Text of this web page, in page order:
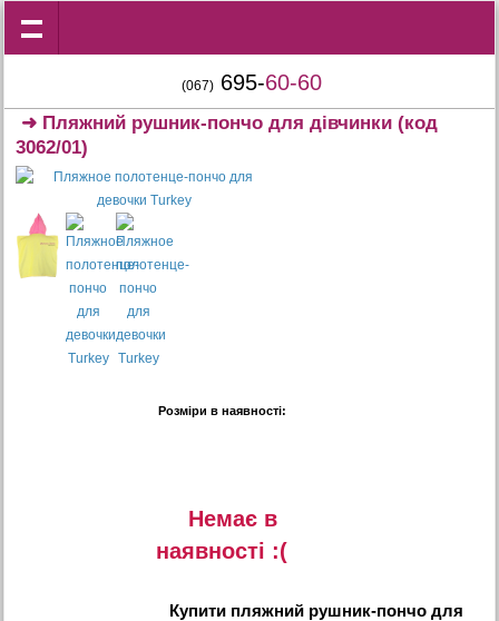
(067) 695-60-60
➜ Пляжний рушник-пончо для дівчинки (код
3062/01)
Розміри в наявності:
Немає в
наявностi :(
Купити пляжний рушник-пончо для